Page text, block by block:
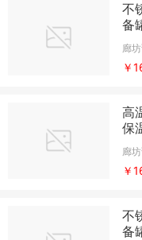
不
备
廊
￥
高
保
廊
￥
不
备